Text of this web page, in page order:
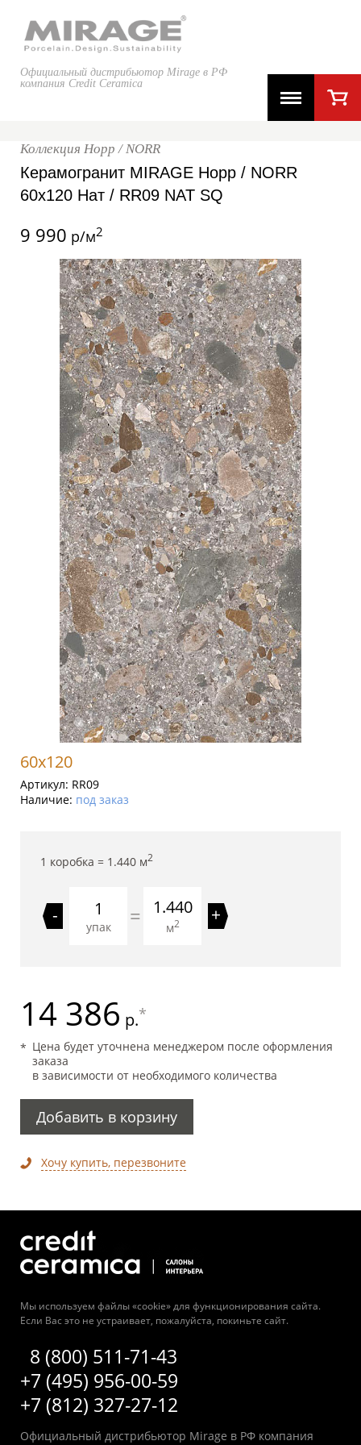
Официальный дистрибьютор Mirage в РФ
компания Credit Ceramica
Коллекция Норр / NORR
Керамогранит MIRAGE Норр / NORR
60x120 Нат / RR09 NAT SQ
9 990 р/м2
60x120
Артикул: RR09
Наличие: под заказ
1 коробка = 1.440 м2
-
упак = 1.440
м2 +
14 386 р.*
Цена будет уточнена менеджером после оформления
заказа
в зависимости от необходимого количества
Добавить в корзину
Хочу купить, перезвоните
Мы используем файлы «cookie» для функционирования сайта.
Если Вас это не устраивает, пожалуйста, покиньте сайт.
8 (800) 511-71-43
+7 (495) 956-00-59
+7 (812) 327-27-12
Официальный дистрибьютор Mirage в РФ компания